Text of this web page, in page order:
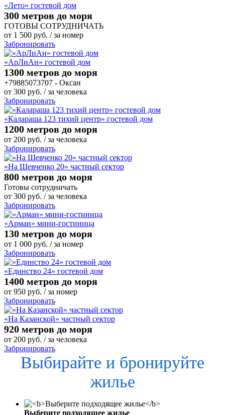
«Лето» гостевой дом
300 метров до моря
ГОТОВЫ СОТРУДНИЧАТЬ
от 1 500 руб. / за номер
Забронировать
«АрЛиАн» гостевой дом
1300 метров до моря
+79885073707 - Оксан
от 300 руб. / за человека
Забронировать
«Калараша 123 тихий центр» гостевой дом
1200 метров до моря
от 200 руб. / за человека
Забронировать
«На Шевченко 20» частный сектор
800 метров до моря
Готовы сотрудничать
от 300 руб. / за человека
Забронировать
«Арман» мини-гостиница
130 метров до моря
от 1 000 руб. / за номер
Забронировать
«Единство 24» гостевой дом
1400 метров до моря
от 950 руб. / за номер
Забронировать
«На Казанской» частный сектор
920 метров до моря
от 200 руб. / за человека
Забронировать
Выбирайте и бронируйте
жилье
Выберите подходящее жилье